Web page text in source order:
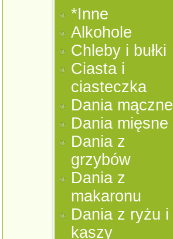
*Inne
Alkohole
Chleby i bułki
Ciasta i
ciasteczka
Dania mączne
Dania mięsne
Dania z
grzybów
Dania z
makaronu
Dania z ryżu i
kaszy